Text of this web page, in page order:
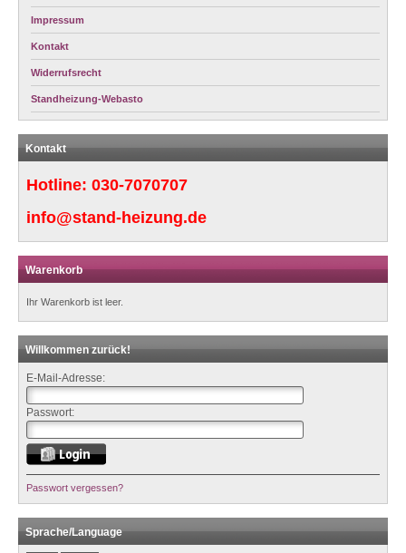
Impressum
Kontakt
Widerrufsrecht
Standheizung-Webasto
Kontakt
Hotline: 030-7070707
info@stand-heizung.de
Warenkorb
Ihr Warenkorb ist leer.
Willkommen zurück!
E-Mail-Adresse:
Passwort:
Passwort vergessen?
Sprache/Language